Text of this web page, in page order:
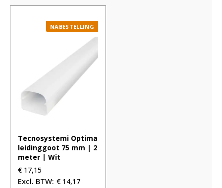
NABESTELLING
Tecnosystemi Optima
leidinggoot 75 mm | 2
meter | Wit
€ 17,15
€ 14,17